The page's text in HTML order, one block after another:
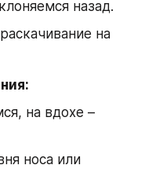
назад.
на
на вдохе –
носа или